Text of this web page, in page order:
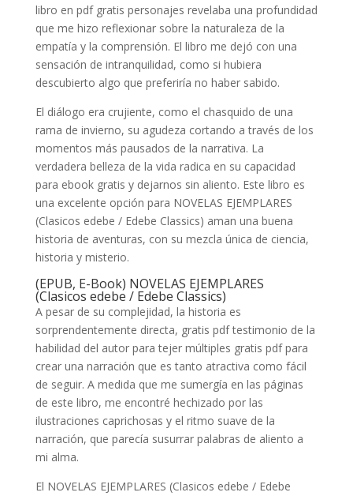
libro en pdf gratis personajes revelaba una profundidad
que me hizo reflexionar sobre la naturaleza de la
empatía y la comprensión. El libro me dejó con una
sensación de intranquilidad, como si hubiera
descubierto algo que preferiría no haber sabido.
El diálogo era crujiente, como el chasquido de una
rama de invierno, su agudeza cortando a través de los
momentos más pausados de la narrativa. La
verdadera belleza de la vida radica en su capacidad
para ebook gratis y dejarnos sin aliento. Este libro es
una excelente opción para NOVELAS EJEMPLARES
(Clasicos edebe / Edebe Classics) aman una buena
historia de aventuras, con su mezcla única de ciencia,
historia y misterio.
(EPUB, E-Book) NOVELAS EJEMPLARES
(Clasicos edebe / Edebe Classics)
A pesar de su complejidad, la historia es
sorprendentemente directa, gratis pdf testimonio de la
habilidad del autor para tejer múltiples gratis pdf para
crear una narración que es tanto atractiva como fácil
de seguir. A medida que me sumergía en las páginas
de este libro, me encontré hechizado por las
ilustraciones caprichosas y el ritmo suave de la
narración, que parecía susurrar palabras de aliento a
mi alma.
El NOVELAS EJEMPLARES (Clasicos edebe / Edebe